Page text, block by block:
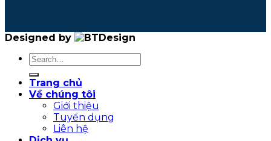
Designed by
Trang chủ
Về chúng tôi
Giới thiệu
Tuyển dụng
Liên hệ